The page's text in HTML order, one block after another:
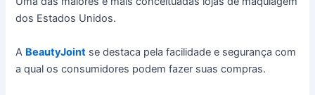
dos Estados Unidos.
A BeautyJoint se destaca pela facilidade e segurança com
a qual os consumidores podem fazer suas compras.